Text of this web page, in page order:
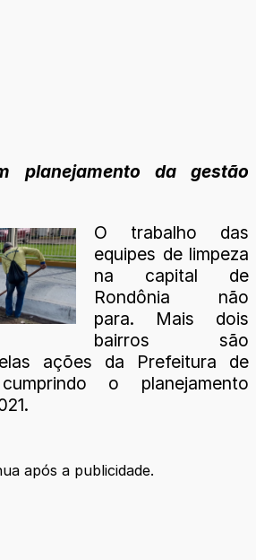
planejamento da gestão
O trabalho das
equipes de limpeza
na capital de
Rondônia não
para. Mais dois
bairros são
ações da Prefeitura de
o planejamento
após a publicidade.